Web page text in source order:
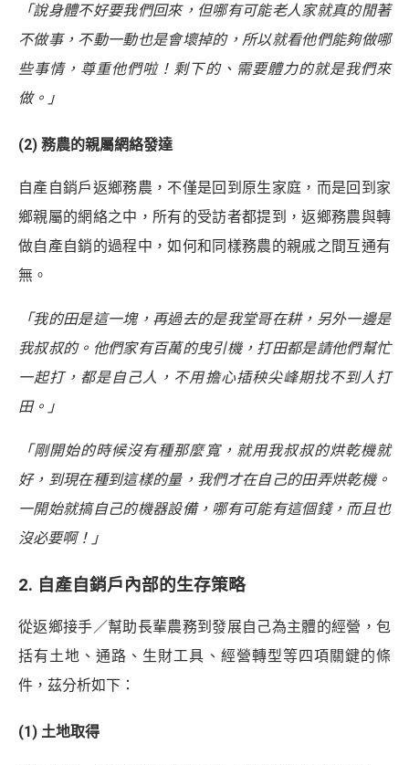
「說身體不好要我們回來，但哪有可能老人家就真的閒著
不做事，不動一動也是會壞掉的，所以就看他們能夠做哪
些事情，尊重他們啦！剩下的、需要體力的就是我們來
做。」
(2) 務農的親屬網絡發達
自產自銷戶返鄉務農，不僅是回到原生家庭，而是回到家
鄉親屬的網絡之中，所有的受訪者都提到，返鄉務農與轉
做自產自銷的過程中，如何和同樣務農的親戚之間互通有
無。
「我的田是這一塊，再過去的是我堂哥在耕，另外一邊是
我叔叔的。他們家有百萬的曳引機，打田都是請他們幫忙
一起打，都是自己人，不用擔心插秧尖峰期找不到人打
田。」
「剛開始的時候沒有種那麼寬，就用我叔叔的烘乾機就
好，到現在種到這樣的量，我們才在自己的田弄烘乾機。
一開始就搞自己的機器設備，哪有可能有這個錢，而且也
沒必要啊！」
2. 自產自銷戶內部的生存策略
從返鄉接手／幫助長輩農務到發展自己為主體的經營，包
括有土地、通路、生財工具、經營轉型等四項關鍵的條
件，茲分析如下：
(1) 土地取得